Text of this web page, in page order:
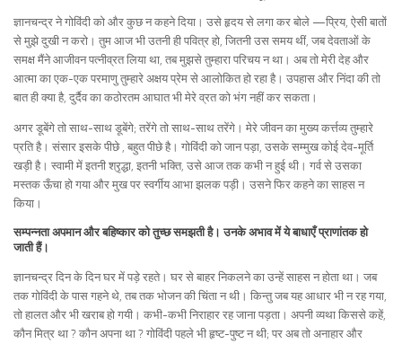
ज्ञानचन्द्र ने गोविंदी को और कुछ न कहने दिया। उसे हृदय से लगा कर बोले —प्रिय, ऐसी बातों
से मुझे दुखी न करो। तुम आज भी उतनी ही पवित्र हो, जितनी उस समय थीं, जब देवताओं के
समक्ष मैंने आजीवन पत्नीव्रत लिया था, तब मुझसे तुम्हारा परिचय न था। अब तो मेरी देह और
आत्मा का एक-एक परमाणु तुम्हारे अक्षय प्रेम से आलोकित हो रहा है। उपहास और निंदा की तो
बात ही क्या है, दुर्दैव का कठोरतम आघात भी मेरे व्रत को भंग नहीं कर सकता।
अगर डूबेंगे तो साथ-साथ डूबेंगे; तरेंगे तो साथ-साथ तरेंगे। मेरे जीवन का मुख्य कर्त्तव्य तुम्हारे
प्रति है। संसार इसके पीछे , बहुत पीछे है। गोविंदी को जान पड़ा, उसके सम्मुख कोई देव-मूर्ति
खड़ी है। स्वामी में इतनी श्रृद्धा, इतनी भक्ति, उसे आज तक कभी न हुई थी। गर्व से उसका
मस्तक ऊँचा हो गया और मुख पर स्वर्गीय आभा झलक पड़ी। उसने फिर कहने का साहस न
किया।
सम्पन्नता अपमान और बहिष्कार को तुच्छ समझती है। उनके अभाव में ये बाधाएँ प्राणांतक हो
जाती हैं।
ज्ञानचन्द्र दिन के दिन घर में पड़े रहते। घर से बाहर निकलने का उन्हें साहस न होता था। जब
तक गोविंदी के पास गहने थे, तब तक भोजन की चिंता न थी। किन्तु जब यह आधार भी न रह गया,
तो हालत और भी खराब हो गयी। कभी-कभी निराहार रह जाना पड़ता। अपनी व्यथा किससे कहें,
कौन मित्र था ? कौन अपना था ? गोविंदी पहले भी हृष्ट-पुष्ट न थी; पर अब तो अनाहार और